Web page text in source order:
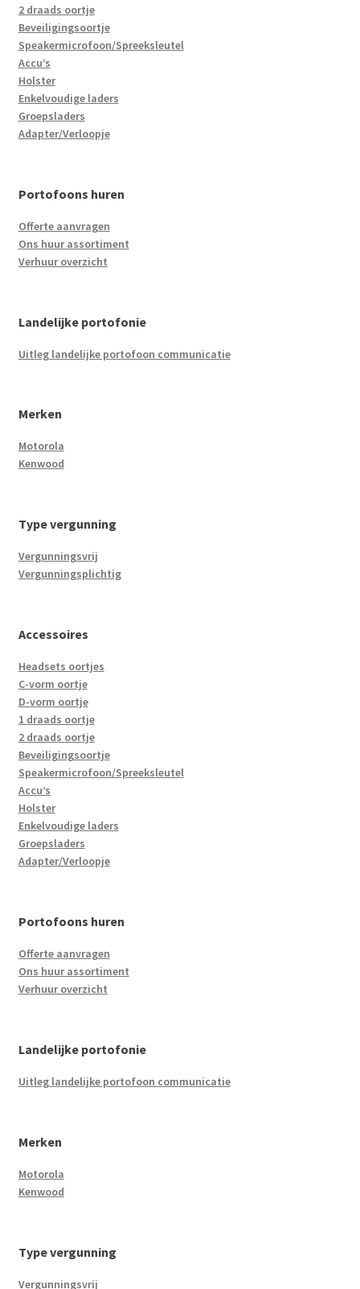
2 draads oortje
Beveiligingsoortje
Speakermicrofoon/Spreeksleutel
Accu’s
Holster
Enkelvoudige laders
Groepsladers
Adapter/Verloopje
Portofoons huren
Offerte aanvragen
Ons huur assortiment
Verhuur overzicht
Landelijke portofonie
Uitleg landelijke portofoon communicatie
Merken
Motorola
Kenwood
Type vergunning
Vergunningsvrij
Vergunningsplichtig
Accessoires
Headsets oortjes
C-vorm oortje
D-vorm oortje
1 draads oortje
2 draads oortje
Beveiligingsoortje
Speakermicrofoon/Spreeksleutel
Accu’s
Holster
Enkelvoudige laders
Groepsladers
Adapter/Verloopje
Portofoons huren
Offerte aanvragen
Ons huur assortiment
Verhuur overzicht
Landelijke portofonie
Uitleg landelijke portofoon communicatie
Merken
Motorola
Kenwood
Type vergunning
Vergunningsvrij